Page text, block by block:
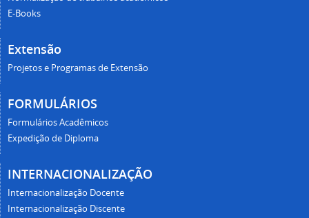
E-Books
Extensão
Projetos e Programas de Extensão
FORMULÁRIOS
Formulários Acadêmicos
Expedição de Diploma
INTERNACIONALIZAÇÃO
Internacionalização Docente
Internacionalização Discente